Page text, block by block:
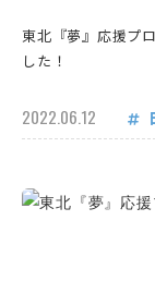
東北『夢』応援プ
した！
2022.06.12